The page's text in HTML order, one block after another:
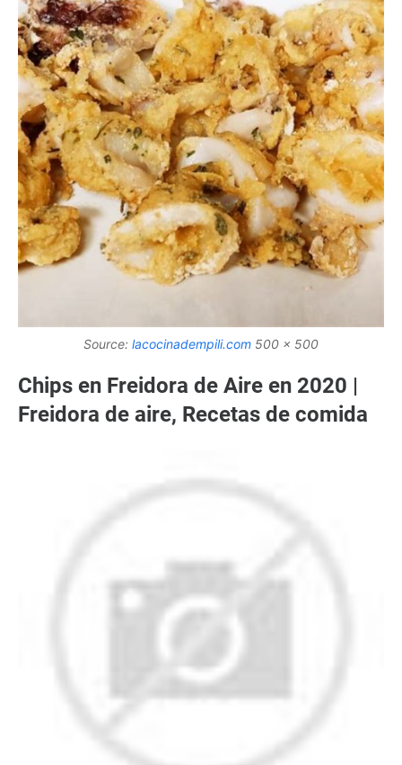
Source: lacocinadempili.com 500 x 500
Chips en Freidora de Aire en 2020 |
Freidora de aire, Recetas de comida